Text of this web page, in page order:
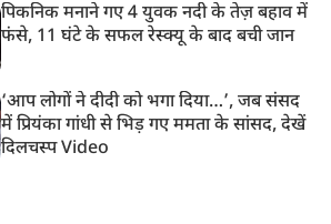
पिकनिक मनाने गए 4 युवक नदी के तेज़ बहाव में
फंसे, 11 घंटे के सफल रेस्क्यू के बाद बची जान
‘आप लोगों ने दीदी को भगा दिया…’, जब संसद
में प्रियंका गांधी से भिड़ गए ममता के सांसद, देखें
दिलचस्प Video